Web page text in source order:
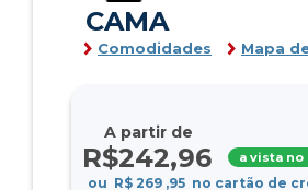
CAMA
Comodidades Mapa
A partir de
R$242,96 a vista no
ou R$ 269 ,95 no cartão de